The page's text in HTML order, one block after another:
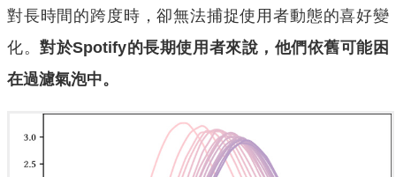
對長時間的跨度時，卻無法捕捉使用者動態的喜好變
化。對於Spotify的長期使用者來說，他們依舊可能困
在過濾氣泡中。